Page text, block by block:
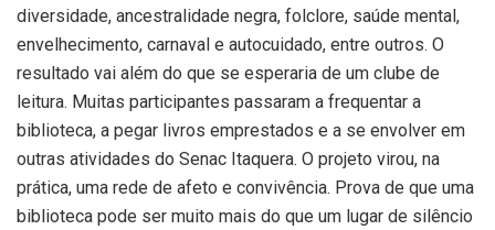
diversidade, ancestralidade negra, folclore, saúde mental,
envelhecimento, carnaval e autocuidado, entre outros. O
resultado vai além do que se esperaria de um clube de
leitura. Muitas participantes passaram a frequentar a
biblioteca, a pegar livros emprestados e a se envolver em
outras atividades do Senac Itaquera. O projeto virou, na
prática, uma rede de afeto e convivência. Prova de que uma
biblioteca pode ser muito mais do que um lugar de silêncio